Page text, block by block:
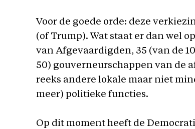
Voor de goede orde: deze
(of Trump). Wat staat er dan wel
van Afgevaardigden, 35 (van de
50) gouverneurschappen van de
reeks andere lokale maar niet
meer) politieke functies.
Op dit moment heeft de